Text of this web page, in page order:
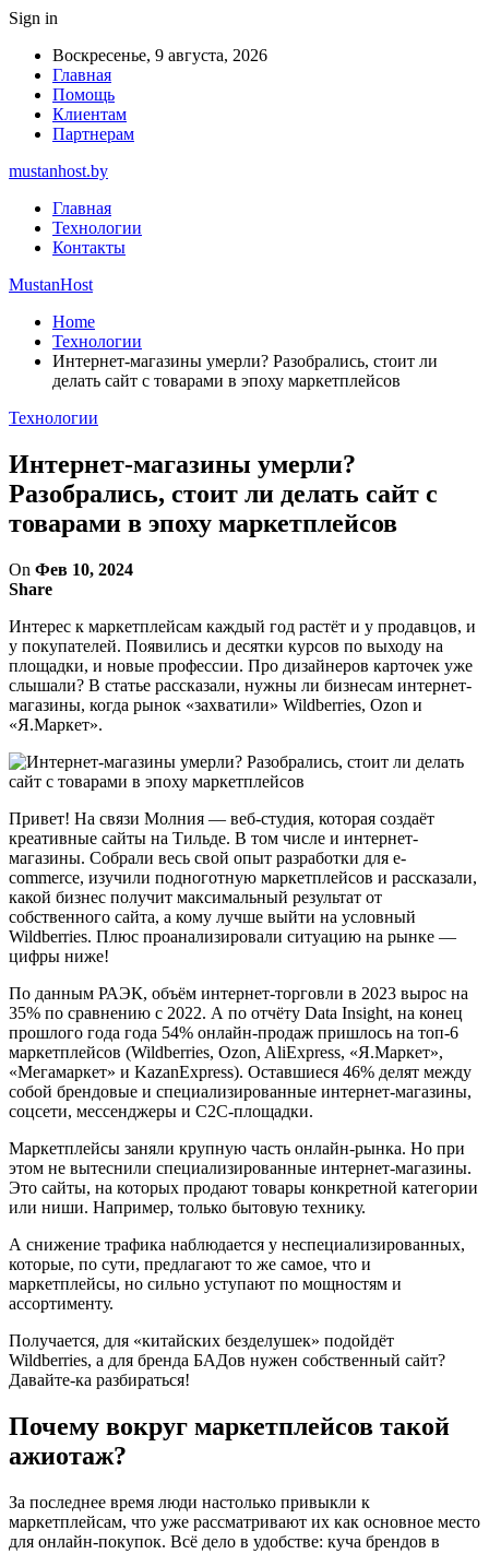
Sign in
Воскресенье, 9 августа, 2026
Главная
Помощь
Клиентам
Партнерам
mustanhost.by
Главная
Технологии
Контакты
MustanHost
Home
Технологии
Интернет-магазины умерли? Разобрались, стоит ли
делать сайт с товарами в эпоху маркетплейсов
Технологии
Интернет-магазины умерли?
Разобрались, стоит ли делать сайт с
товарами в эпоху маркетплейсов
On Фев 10, 2024
Share
Интерес к маркетплейсам каждый год растёт и у продавцов, и
у покупателей. Появились и десятки курсов по выходу на
площадки, и новые профессии. Про дизайнеров карточек уже
слышали? В статье рассказали, нужны ли бизнесам интернет-
магазины, когда рынок «захватили» Wildberries, Ozon и
«Я.Маркет».
Привет! На связи Молния — веб-студия, которая создаёт
креативные сайты на Тильде. В том числе и интернет-
магазины. Собрали весь свой опыт разработки для e-
commerce, изучили подноготную маркетплейсов и рассказали,
какой бизнес получит максимальный результат от
собственного сайта, а кому лучше выйти на условный
Wildberries. Плюс проанализировали ситуацию на рынке —
цифры ниже!
По данным РАЭК, объём интернет-торговли в 2023 вырос на
35% по сравнению с 2022. А по отчёту Data Insight, на конец
прошлого года года 54% онлайн-продаж пришлось на топ-6
маркетплейсов (Wildberries, Ozon, AliExpress, «‎Я.Маркет»‎,
«‎Мегамаркет»‎ и KazanExpress). Оставшиеся 46% делят между
собой брендовые и специализированные интернет-магазины,
соцсети, мессенджеры и C2C-площадки.
Маркетплейсы заняли крупную часть онлайн-рынка. Но при
этом не вытеснили специализированные интернет-магазины.
Это сайты, на которых продают товары конкретной категории
или ниши. Например, только бытовую технику.
А снижение трафика наблюдается у неспециализированных,
которые, по сути, предлагают то же самое, что и
маркетплейсы, но сильно уступают по мощностям и
ассортименту.
Получается, для «китайских безделушек» подойдёт
Wildberries, а для бренда БАДов нужен собственный сайт?
Давайте-ка разбираться!
Почему вокруг маркетплейсов такой
ажиотаж?
За последнее время люди настолько привыкли к
маркетплейсам, что уже рассматривают их как основное место
для онлайн-покупок. Всё дело в удобстве: куча брендов в